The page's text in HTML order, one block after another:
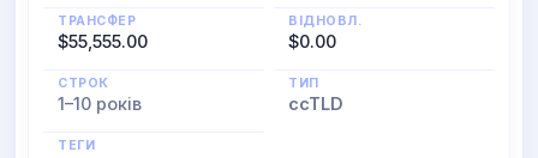
ТРАНСФЕР
$55,555.00
ВІДНОВЛ.
$0.00
СТРОК
1–10 років
ТИП
ccTLD
ТЕГИ